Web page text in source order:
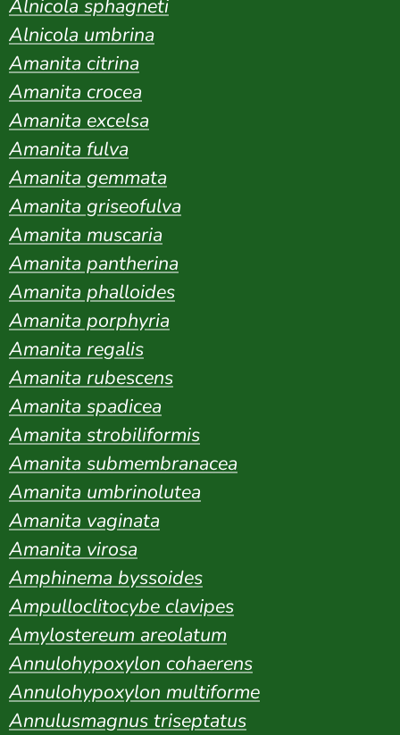
Alnicola sphagneti
Alnicola umbrina
Amanita citrina
Amanita crocea
Amanita excelsa
Amanita fulva
Amanita gemmata
Amanita griseofulva
Amanita muscaria
Amanita pantherina
Amanita phalloides
Amanita porphyria
Amanita regalis
Amanita rubescens
Amanita spadicea
Amanita strobiliformis
Amanita submembranacea
Amanita umbrinolutea
Amanita vaginata
Amanita virosa
Amphinema byssoides
Ampulloclitocybe clavipes
Amylostereum areolatum
Annulohypoxylon cohaerens
Annulohypoxylon multiforme
Annulusmagnus triseptatus